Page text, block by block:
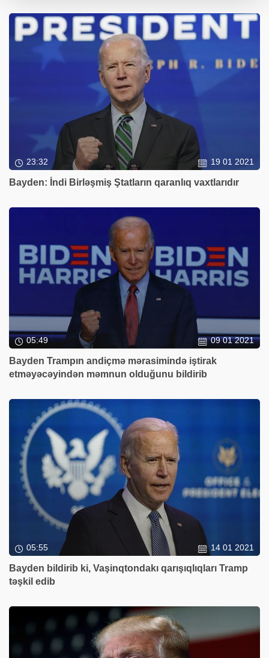
23:32 19 01 2021
Bayden: İndi Birləşmiş Ştatların qaranlıq vaxtlarıdır
05:49 09 01 2021
Bayden Trampın andiçmə mərasimində iştirak
etməyəcəyindən məmnun olduğunu bildirib
05:55 14 01 2021
Bayden bildirib ki, Vaşinqtondakı qarışıqlıqları Tramp
təşkil edib